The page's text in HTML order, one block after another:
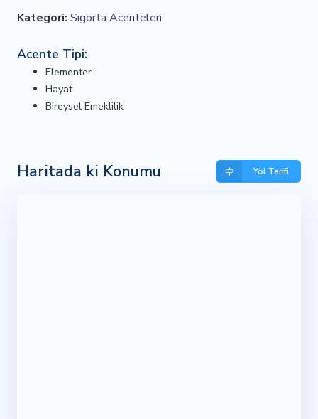
Kategori: Sigorta Acenteleri
Acente Tipi:
Elementer
Hayat
Bireysel Emeklilik
Haritada ki Konumu Yol Tarifi